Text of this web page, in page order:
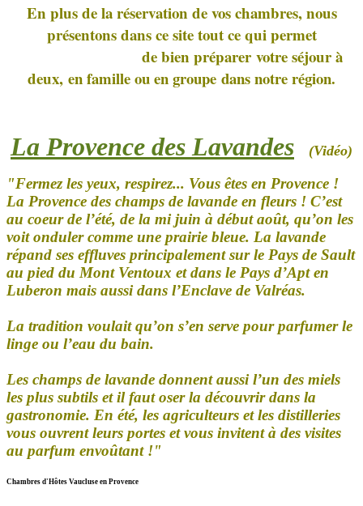
En plus de la réservation de vos chambres, nous
présentons dans ce site tout ce qui permet
de bien préparer votre séjour à
deux, en famille ou en groupe dans notre région.
La Provence des Lavandes (Vidéo)
"Fermez les yeux, respirez... Vous êtes en Provence !
La Provence des champs de lavande en fleurs ! C’est
au coeur de l’été, de la mi juin à début août, qu’on les
voit onduler comme une prairie bleue. La lavande
répand ses effluves principalement sur le Pays de Sault
au pied du Mont Ventoux et dans le Pays d’Apt en
Luberon mais aussi dans l’Enclave de Valréas.
La tradition voulait qu’on s’en serve pour parfumer le
linge ou l’eau du bain.
Les champs de lavande donnent aussi l’un des miels
les plus subtils et il faut oser la découvrir dans la
gastronomie. En été, les agriculteurs et les distilleries
vous ouvrent leurs portes et vous invitent à des visites
au parfum envoûtant !"
Chambres d'Hôtes Vaucluse en Provence